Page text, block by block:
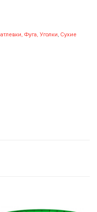
Фуга, Уголки, Сухие